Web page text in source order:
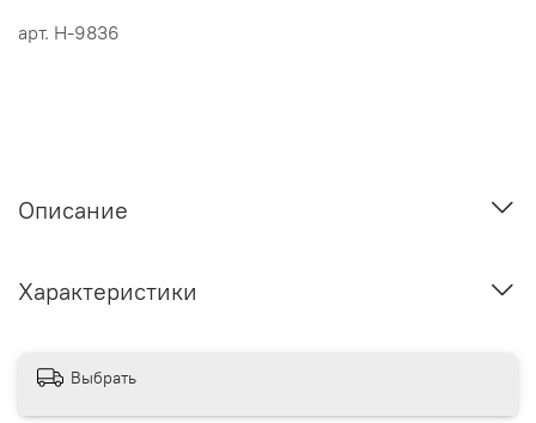
арт. Н-9836
Описание
Характеристики
Выбрать